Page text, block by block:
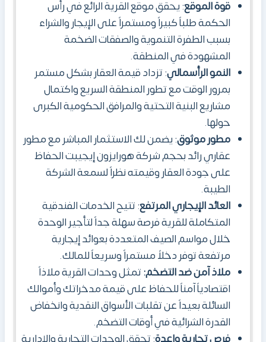
قوة الموقع: يحقق موقع القرية الرائع في رأس
الحكمة طلباً كبيراً ومستمراً على الإيجار والشراء
بسبب الطفرة التنموية والصفقات الضخمة
المشهودة في المنطقة.
النمو الرأسمالي: تزداد قيمة العقار بشكل مستمر
بمرور الوقت مع تطور المنطقة السريع واكتمال
مشاريع البنية التحتية والمرافق الحكومية الكبرى
حولها.
مطور موثوق: يضمن لك الاستثمار المباشر مع مطور
عقاري رائد بحجم شركة هورايزون إيجيبت الحفاظ
على جودة العقار وقيمته نظراً لسمعة الشركة
الطيبة.
العائد الإيجاري المرتفع: تتيح الخدمات الفندقية
المتكاملة للقرية فرصة سهلة جداً لتأجير الوحدة
خلال مواسم الصيف المتعددة بعوائد إيجارية
مرتفعة توفر دخلاً مستمراً وسريعاً للمالك.
ملاذ آمن ضد التضخم:تمثل وحدات القرية ملاذاً
اقتصادياً آمناً للحفاظ على قيمة مدخراتك وأموالك
السائلة بعيداً عن تقلبات الأسواق النقدية وانخفاض
القدرة الشرائية في أوقات التضخم.